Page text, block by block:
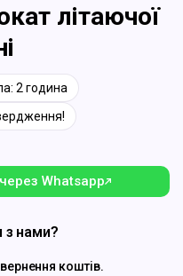
літаючої
2 година
Whatsapp
з нами?
коштів.